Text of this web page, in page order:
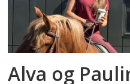
Alva og